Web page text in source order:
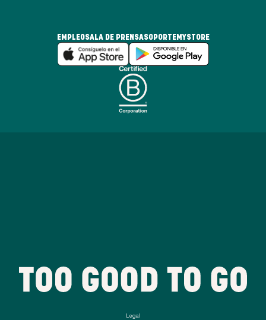
EMPLEOSALA DE PRENSA SOPORTEMYSTORE
Legal